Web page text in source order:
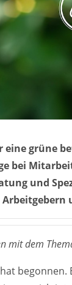
eine grüne
bei
und
mit dem
begonnen.